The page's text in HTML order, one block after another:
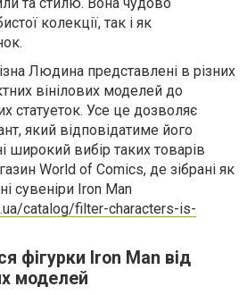
колекції, так і як
Людина представлені в різних
вінілових моделей до
статуеток. Усе це дозволяє
який відповідатиме його
широкий вибір таких товарів
World of Comics, де зібрані як
сувеніри Iron Man
catalog/filter-characters-is-
фігурки Iron Man від
моделей